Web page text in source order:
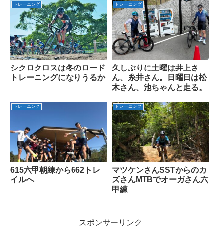
トレーニング
シクロクロスは冬のロード
トレーニングになりうるか
トレーニング
久しぶりに土曜は井上さ
ん、糸井さん。日曜日は松
木さん、池ちゃんと走る。
トレーニング
615六甲朝練から662トレ
イルへ
トレーニング
マツケンさんSSTからのカ
ズさんMTBでオーガさん六
甲練
スポンサーリンク